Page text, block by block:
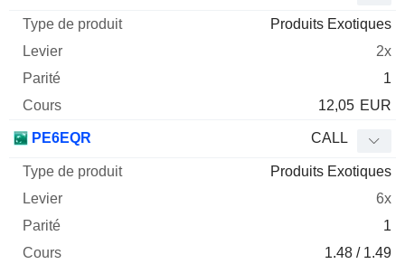
Produits Exotiques
2x
1
12,05 EUR
PE6EQR CALL
Produits Exotiques
6x
1
1.48 / 1.49